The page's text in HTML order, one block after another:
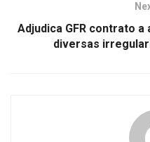
Adjudica GFR contrato
diversas